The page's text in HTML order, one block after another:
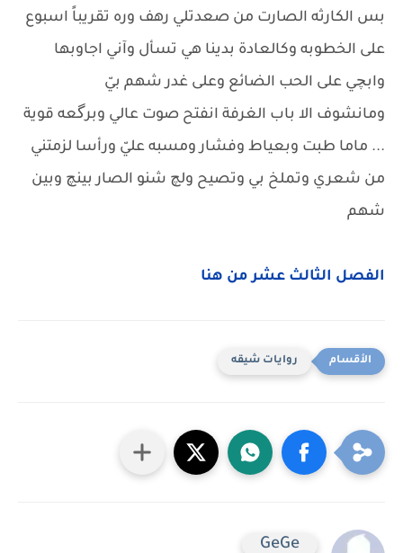
بس الكارثه الصارت من صعدتلي رهف وره تقريباً اسبوع
على الخطوبه وكالعادة بدينا هي تسأل وآني اجاوبها
وابچي على الحب الضائع وعلى غدر شهم بيّ
ومانشوف الا باب الغرفة انفتح صوت عالي وبرگعه قوية
... ماما طبت وبعياط وفشار ومسبه عليّ ورأسا لزمتني
من شعري وتملخ بي وتصيح ولچ شنو الصار بينچ وبين
شهم
الفصل الثالث عشر من هنا
روايات شيقه
GeGe